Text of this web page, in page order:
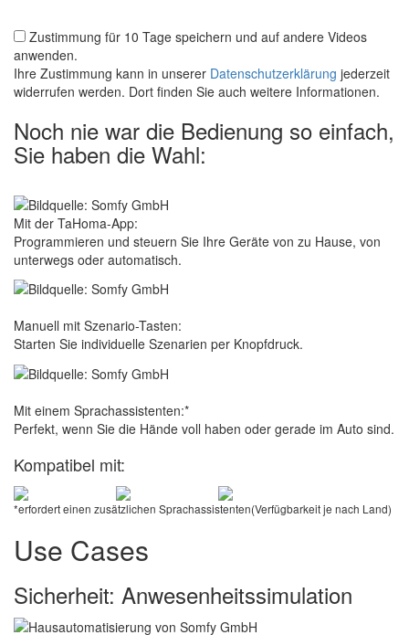
Zustimmung für 10 Tage speichern und auf andere Videos
anwenden.
Ihre Zustimmung kann in unserer Datenschutzerklärung jederzeit
widerrufen werden. Dort finden Sie auch weitere Informationen.
Noch nie war die Bedienung so einfach,
Sie haben die Wahl:
Mit der TaHoma-App:
Programmieren und steuern Sie Ihre Geräte von zu Hause, von
unterwegs oder automatisch.
Manuell mit Szenario-Tasten:
Starten Sie individuelle Szenarien per Knopfdruck.
Mit einem Sprachassistenten:*
Perfekt, wenn Sie die Hände voll haben oder gerade im Auto sind.
Kompatibel mit:
*erfordert einen zusätzlichen Sprachassistenten(Verfügbarkeit je nach Land)
Use Cases
Sicherheit: Anwesenheitssimulation